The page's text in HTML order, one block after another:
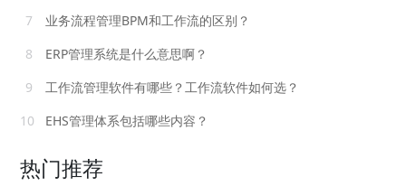
7
业务流程管理BPM和工作流的区别？
8
ERP管理系统是什么意思啊？
9
工作流管理软件有哪些？工作流软件如何选？
10
EHS管理体系包括哪些内容？
热门推荐